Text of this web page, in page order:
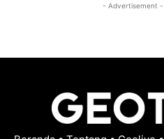
- Advertisement -